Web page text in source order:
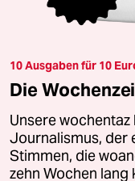
10 Ausgaben für 10
Die
Unsere
Journalismus, der
Stimmen, die
zehn Wochen lang